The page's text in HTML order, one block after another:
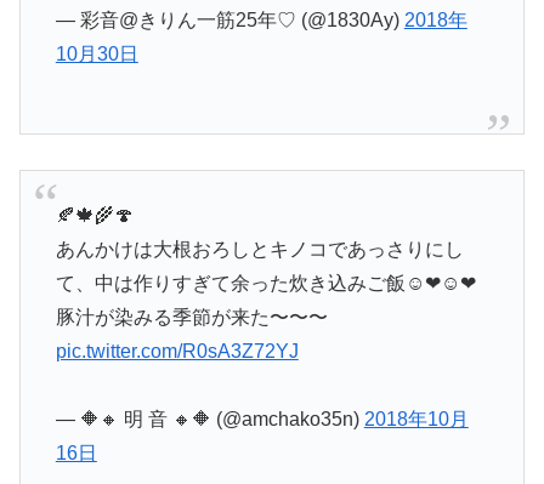
— 彩音@きりん一筋25年♡ (@1830Ay) 2018年
10月30日
🍂🍁🌾🍄
あんかけは大根おろしとキノコであっさりにし
て、中は作りすぎて余った炊き込みご飯︎☺︎❤︎︎☺︎❤︎
豚汁が染みる季節が来た〜〜〜
pic.twitter.com/R0sA3Z72YJ
— 🔶🔸 明 音 🔸🔶 (@amchako35n) 2018年10月
16日